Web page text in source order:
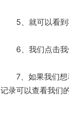
5、就可以看到
6、我们点击
7、如果我们
记录可以查看我们